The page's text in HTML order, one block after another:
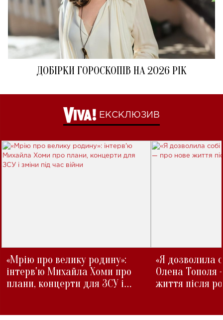
ДОБІРКИ ГОРОСКОПІВ НА 2026 РІК
ЕКСКЛЮЗИВ
«Мрію про велику родину»:
інтерв'ю Михайла Хоми про
плани, концерти для ЗСУ і
«Я дозволила
Олена Тополя
життя після